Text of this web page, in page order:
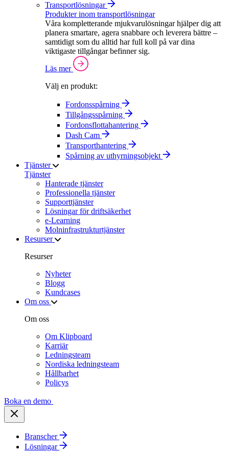
Transportlösningar
Produkter inom transportlösningar
Våra kompletterande mjukvarulösningar hjälper dig att
planera smartare, agera snabbare och leverera bättre –
samtidigt som du alltid har full koll på var dina
viktigaste tillgångar befinner sig.
Läs mer
Välj en produkt:
Fordonsspårning
Tillgångsspårning
Fordonsflottahantering
Dash Cam
Transporthantering
Spårning av uthyrningsobjekt
Tjänster
Tjänster
Hanterade tjänster
Professionella tjänster
Supporttjänster
Lösningar för driftsäkerhet
e-Learning
Molninfrastrukturtjänster
Resurser
Resurser
Nyheter
Blogg
Kundcases
Om oss
Om oss
Om Klipboard
Karriär
Ledningsteam
Nordiska ledningsteam
Hållbarhet
Policys
Boka en demo
Branscher
Lösningar